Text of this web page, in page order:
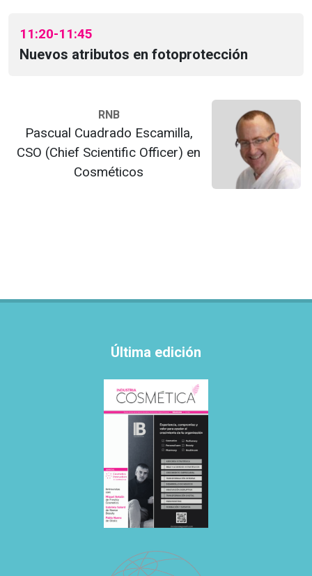
11:20-11:45
Nuevos atributos en fotoprotección
RNB
Pascual Cuadrado Escamilla,
CSO (Chief Scientific Officer) en
Cosméticos
Última edición